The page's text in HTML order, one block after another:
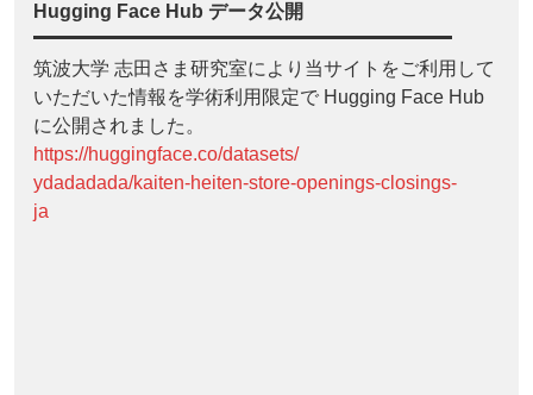
Hugging Face Hub データ公開
筑波大学 志田さま研究室により当サイトをご利用して
いただいた情報を学術利用限定で Hugging Face Hub
に公開されました。
https://huggingface.co/datasets/
ydadadada/kaiten-heiten-store-openings-closings-
ja